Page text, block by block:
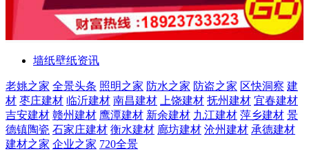
墙纸壁纸资讯
老姚之家 全景头条 照明之家 防水之家 防盗之家 区快洞察 建
材 枣庄建材 临沂建材 南昌建材 上饶建材 抚州建材 宜春建材
吉安建材 赣州建材 鹰潭建材 新余建材 九江建材 萍乡建材 景
德镇陶瓷 石家庄建材 衡水建材 廊坊建材 沧州建材 承德建材
建材之家 企业之家 720全景